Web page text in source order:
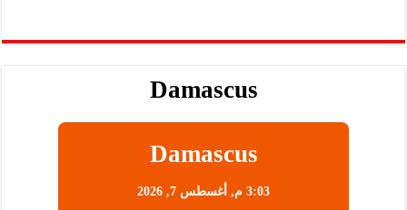
Damascus
Damascus
3:03 م, أغسطس 7, 2026